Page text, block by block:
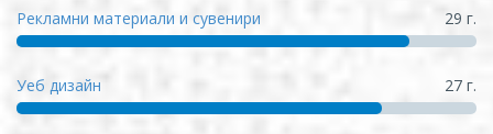
Рекламни материали и сувенири 29 г.
Уеб дизайн 27 г.